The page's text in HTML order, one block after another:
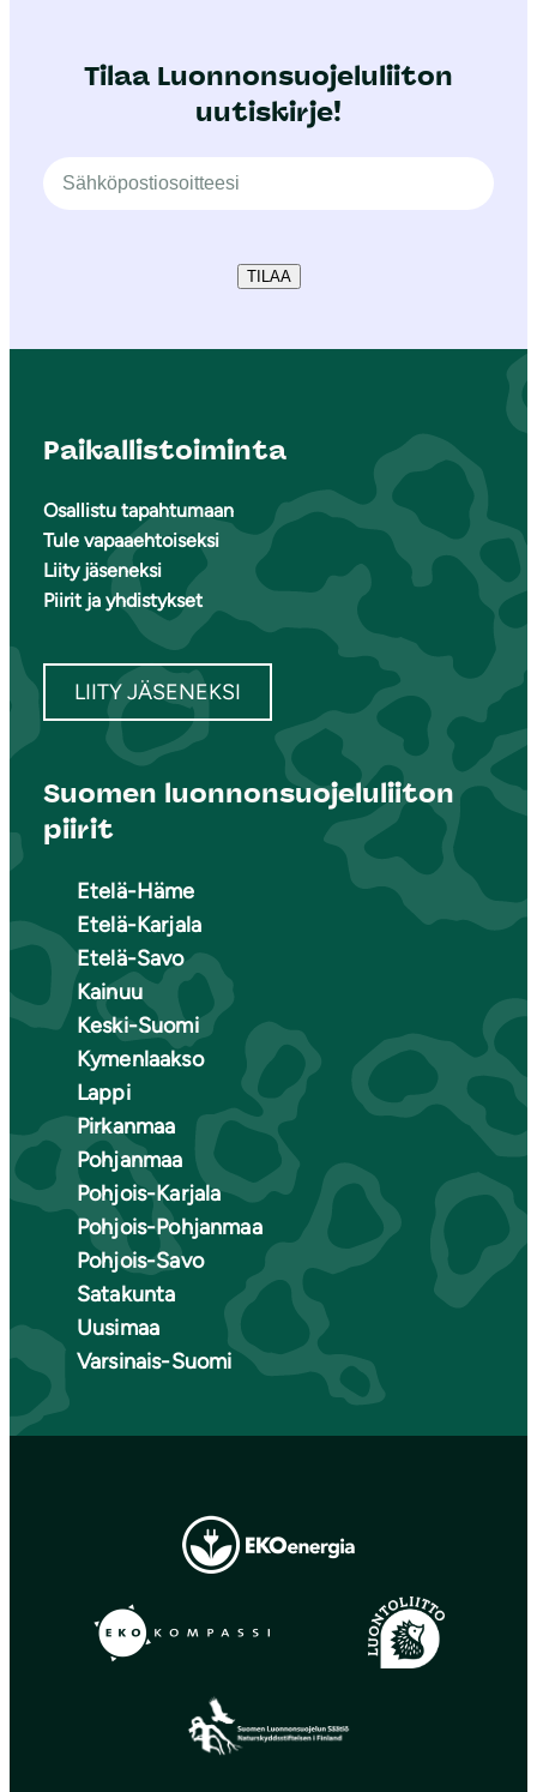
Tilaa Luonnonsuojeluliiton
uutiskirje!
TILAA
Paikallistoiminta
Osallistu tapahtumaan
Tule vapaaehtoiseksi
Liity jäseneksi
Piirit ja yhdistykset
LIITY JÄSENEKSI
Suomen luonnonsuojeluliiton
piirit
Etelä-Häme
Etelä-Karjala
Etelä-Savo
Kainuu
Keski-Suomi
Kymenlaakso
Lappi
Pirkanmaa
Pohjanmaa
Pohjois-Karjala
Pohjois-Pohjanmaa
Pohjois-Savo
Satakunta
Uusimaa
Varsinais-Suomi